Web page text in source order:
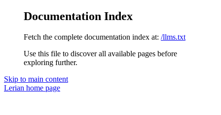
Documentation Index
Fetch the complete documentation index at: /llms.txt
Use this file to discover all available pages before
exploring further.
Skip to main content
Lerian home page